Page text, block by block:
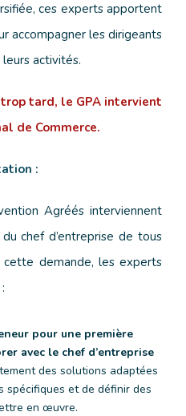
ces experts apportent
accompagner les dirigeants
activités.
tard, le GPA intervient
de Commerce.
:
Agréés interviennent
chef d’entreprise de tous
demande, les experts
pour une première
avec le chef d’entreprise
des solutions adaptées
spécifiques et de définir des
en œuvre.